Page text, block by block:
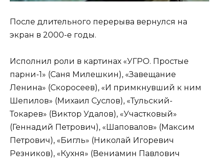
После длительного перерыва вернулся на
экран в 2000-е годы.
Исполнил роли в картинах «УГРО. Простые
парни-1» (Саня Милешкин), «Завещание
Ленина» (Скоросеев), «И примкнувший к ним
Шепилов» (Михаил Суслов), «Тульский-
Токарев» (Виктор Удалов), «Участковый»
(Геннадий Петрович), «Шаповалов» (Максим
Петрович), «Бигль» (Николай Игоревич
Резников), «Кухня» (Вениамин Павлович